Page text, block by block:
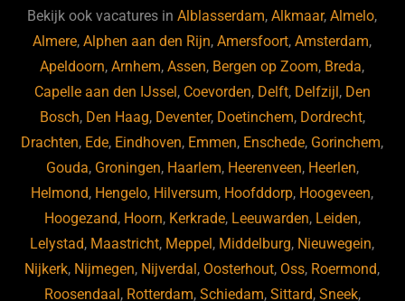
b
o
o
k
ky dI
n
Bekijk ook vacatures inAlblasserdam,Alkmaar,Almelo,
Almere,Alphen aan den Rijn,Amersfoort,Amsterdam,
Apeldoorn,Arnhem,Assen, Bergen op Zoom, Breda,
Capelle aan den IJssel, Coevorden, Delft, Delfzijl, Den
Bosch, Den Haag, Deventer, Doetinchem, Dordrecht,
Drachten, Ede, Eindhoven, Emmen, Enschede, Gorinchem,
Gouda, Groningen, Haarlem, Heerenveen, Heerlen,
Helmond, Hengelo, Hilversum, Hoofddorp, Hoogeveen,
Hoogezand, Hoorn, Kerkrade, Leeuwarden, Leiden,
Lelystad, Maastricht, Meppel, Middelburg, Nieuwegein,
Nijkerk, Nijmegen, Nijverdal, Oosterhout, Oss, Roermond,
Roosendaal, Rotterdam, Schiedam, Sittard, Sneek,